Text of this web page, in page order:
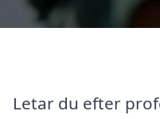
Letar du efter